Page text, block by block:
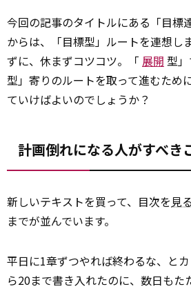
今回の記事のタイトルにある「目標
からは、「目標型」ルートを連想し
ずに、休まずコツコツ。「 展開 型
型」寄りのルートを取って進むため
ていけばよいのでしょうか？
計画倒れになる人がすべき
新しいテキストを買って、目次を見る
までが並んでいます。
平日に1章ずつやれば終わるな、と
ら20まで書き入れたのに、数日もた